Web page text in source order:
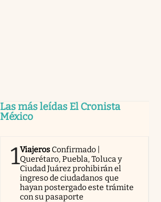
Las más leídas El Cronista
México
1Viajeros Confirmado |
Querétaro, Puebla, Toluca y
Ciudad Juárez prohibirán el
ingreso de ciudadanos que
hayan postergado este trámite
con su pasaporte